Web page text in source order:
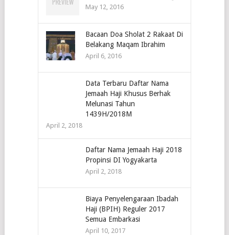
May 12, 2016
Bacaan Doa Sholat 2 Rakaat Di
Belakang Maqam Ibrahim
April 6, 2016
Data Terbaru Daftar Nama
Jemaah Haji Khusus Berhak
Melunasi Tahun
1439H/2018M
April 2, 2018
Daftar Nama Jemaah Haji 2018
Propinsi DI Yogyakarta
April 2, 2018
Biaya Penyelengaraan Ibadah
Haji (BPIH) Reguler 2017
Semua Embarkasi
April 10, 2017